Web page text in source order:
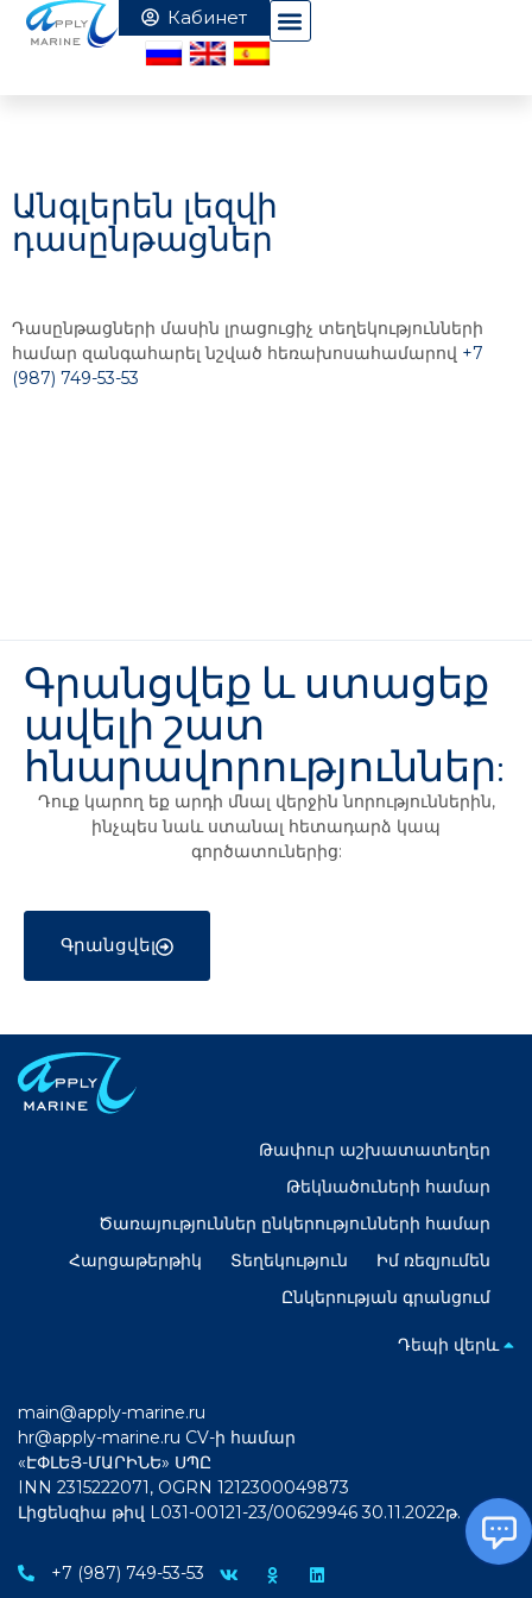
Անգլերեն լեզվի
դասընթացներ
Դասընթացների մասին լրացուցիչ տեղեկությունների
համար զանգահարել նշված հեռախոսահամարով +7
(987) 749-53-53
Գրանցվեք և ստացեք
ավելի շատ
հնարավորություններ:
Դուք կարող եք արդի մնալ վերջին նորություններին,
ինչպես նաև ստանալ հետադարձ կապ
գործատուներից:
Գրանցվել
Թափուր աշխատատեղեր
Թեկնածուների համար
Ծառայություններ ընկերությունների համար
Հարցաթերթիկ
Տեղեկություն
Իմ ռեզյումեն
Ընկերության գրանցում
Դեպի վերև
main@apply-marine.ru
hr@apply-marine.ru CV-ի համար
«ԷՓԼԵՅ-ՄԱՐԻՆԵ» ՍՊԸ
INN 2315222071, OGRN 1212300049873
Լիցենզիա թիվ L031-00121-23/00629946 30.11.2022թ.
+7 (987) 749-53-53